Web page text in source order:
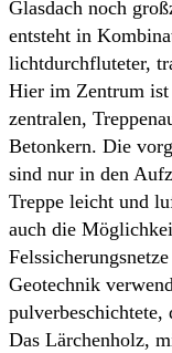
Glasdach noch
entsteht in
lichtdurchfluteter,
Hier im Zentrum ist
zentralen,
Betonkern. Die
sind nur in den
Treppe leicht und
auch die
Geotechnik
pulverbeschichtete,
Das Lärchenholz,